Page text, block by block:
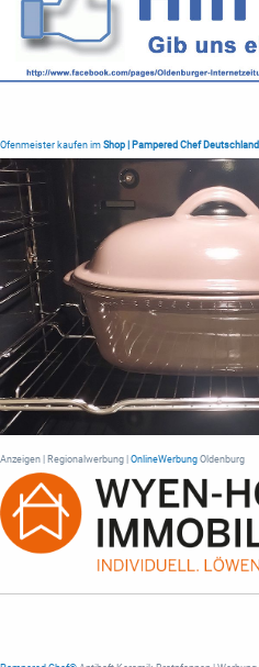
Ofenmeister kaufen im Shop | Pampered Chef Deutschland
Anzeigen | Regionalwerbung | OnlineWerbung Oldenburg